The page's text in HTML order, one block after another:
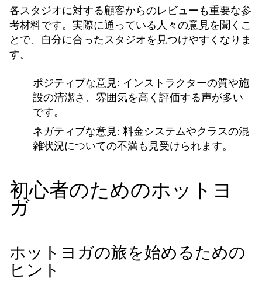
各スタジオに対する顧客からのレビューも重要な参
考材料です。実際に通っている人々の意見を聞くこ
とで、自分に合ったスタジオを見つけやすくなりま
す。
ポジティブな意見: インストラクターの質や施
設の清潔さ、雰囲気を高く評価する声が多い
です。
ネガティブな意見: 料金システムやクラスの混
雑状況についての不満も見受けられます。
初心者のためのホットヨ
ガ
ホットヨガの旅を始めるための
ヒント